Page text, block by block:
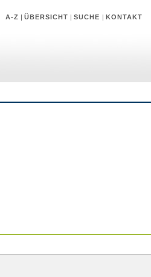
A-Z |ÜBERSICHT |SUCHE |KONTAKT